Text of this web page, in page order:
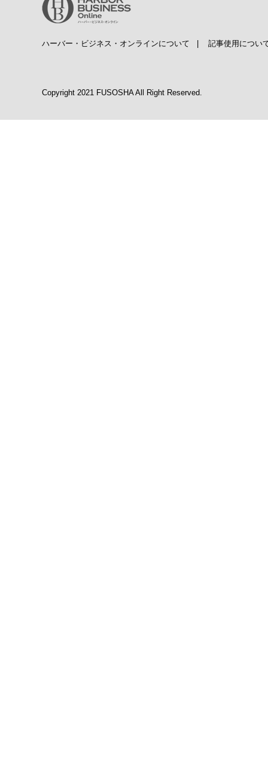
ハーバー・ビジネス・オンラインについて 記事使用につい
Copyright 2021 FUSOSHA All Right Reserved.